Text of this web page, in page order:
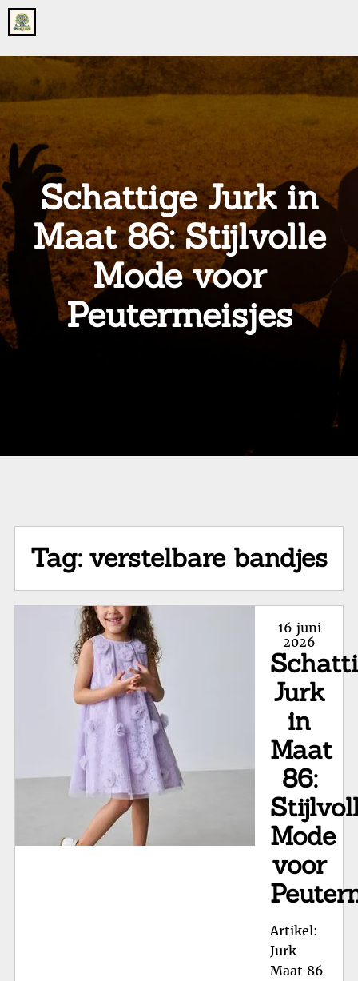
Go
to
home
onsgrotegezin.nl
Schattige Jurk in
Maat 86: Stijlvolle
Mode voor
Peutermeisjes
Tag: verstelbare bandjes
Posted
on
16 juni
2026
Jurk
in
Maat
86:
Mode
voor
Artikel:
Jurk
Maat 86